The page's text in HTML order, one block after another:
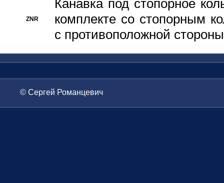
ZNR
Канавка под стопорное
комплекте со стопорным
с противоположной стороны
© Сергей Романцевич